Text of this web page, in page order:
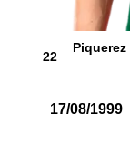
22
Piquerez
17/08/1999